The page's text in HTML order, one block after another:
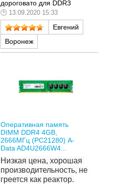
дороговато для DDR3
13.09.2020 15:33
Евгений
Воронеж
Оперативная память
DIMM DDR4 4GB,
2666МГц (PC21280) A-
Data AD4U2666W4...
Низкая цена, хорошая
производительность, не
греется как реактор.